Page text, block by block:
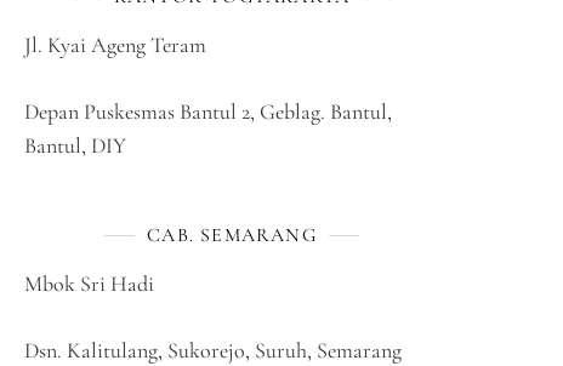
Jl. Kyai Ageng Teram
Depan Puskesmas Bantul 2, Geblag. Bantul,
Bantul, DIY
CAB. SEMARANG
Mbok Sri Hadi
Dsn. Kalitulang, Sukorejo, Suruh, Semarang